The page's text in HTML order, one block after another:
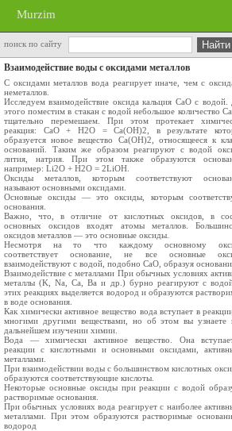
Murzim
поиск по сайту
Взаимодействие воды с оксидами металлов
С оксидами металлов вода реагирует иначе, чем с
неметаллов.
Исследуем взаимодействие оксида кальция CaO с водой.
этого поместим в стакан с водой небольшое количество
тщательно перемешаем. При этом протекает
реакция: CaO + H2O = Ca(OH)2, в результате
образуется новое вещество Ca(OH)2, относящееся к
оснований. Таким же образом реагируют с водой
лития, натрия. При этом также образуются
например: Li2O + H2O = 2LiOH.
Оксиды металлов, которым соответствуют
называют основными оксидами.
Основные оксиды — это оксиды, которым
основания.
Важно, что, в отличие от кислотных оксидов, в
основных оксидов входят атомы металлов.
оксидов металлов — это основные оксиды.
Несмотря на то что каждому основному
соответствует основание, не все основные
взаимодействуют с водой, подобно CaO, образуя
Взаимодействие с металлами При обычных условиях
металлы (K, Na, Ca, Ba и др.) бурно реагируют с
этих реакциях выделяется водород и образуются
в воде основания.
Как химически активное вещество вода вступает в
многими другими веществами, но об этом вы узнаете
дальнейшем изучении химии.
Вода — химически активное вещество. Она
реакции с кислотными и основными оксидами,
металлами.
При взаимодействии воды с большинством кислотных
образуются соответствующие кислоты.
Некоторые основные оксиды при реакции с водой
растворимые основания.
При обычных условиях вода реагирует с наиболее
металлами. При этом образуются растворимые
водород